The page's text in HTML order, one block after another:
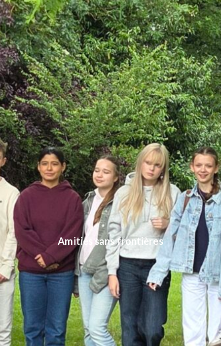
Amitiés sans frontières